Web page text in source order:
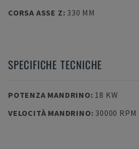
CORSA ASSE Z: 330 MM
SPECIFICHE TECNICHE
POTENZA MANDRINO: 18 KW
VELOCITÀ MANDRINO: 30000 RPM